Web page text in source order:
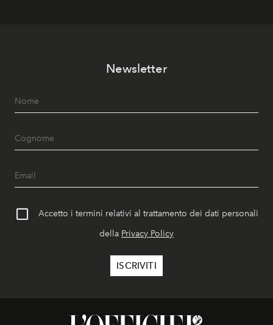
Newsletter
Accetto i termini relativi al trattamento dei dati personali
della Privacy Policy